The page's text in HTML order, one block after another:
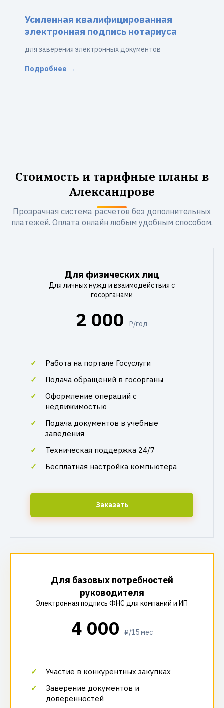
Усиленная квалифицированная
электронная подпись нотариуса
для заверения электронных документов
Подробнее →
Стоимость и тарифные планы в
Александрове
Прозрачная система расчетов без дополнительных
платежей. Оплата онлайн любым удобным способом.
Для физических лиц
Для личных нужд и взаимодействия с
госорганами
2 000 ₽/год
Работа на портале Госуслуги
Подача обращений в госорганы
Оформление операций с
недвижимостью
Подача документов в учебные
заведения
Техническая поддержка 24/7
Бесплатная настройка компьютера
Заказать
Для базовых потребностей
руководителя
Электронная подпись ФНС для компаний и ИП
4 000 ₽/15 мес
Участие в конкурентных закупках
Заверение документов и
доверенностей